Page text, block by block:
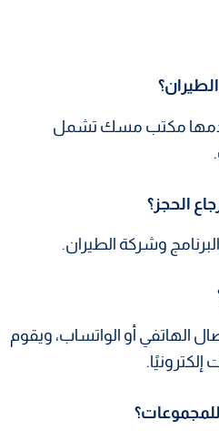
مكتب مسك تشمل
وشركة الطيران.
الهاتفي أو الواتساب، ويقوم
إلكترونيًا.